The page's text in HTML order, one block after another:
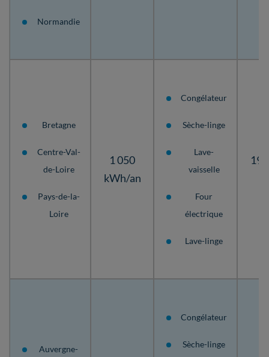
Normandie
Bretagne
Centre-Val-
de-Loire
Pays-de-la-
Loire
1 050
kWh/an
Congélateur
Sèche-linge
Lave-
vaisselle
Four
électrique
Lave-linge
Auvergne-
Congélateur
Sèche-linge